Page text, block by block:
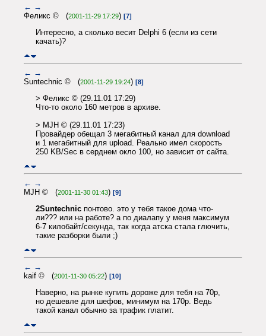
← →
Феликс © (2001-11-29 17:29) [7]
Интересно, а сколько весит Delphi 6 (если из сети
качать)?
← →
Suntechnic © (2001-11-29 19:24) [8]
> Феликс © (29.11.01 17:29)
Что-то около 160 метров в архиве.
> MJH © (29.11.01 17:23)
Провайдер обещал 3 мегабитный канал для download
и 1 мегабитный для upload. Реально имел скорость
250 KB/Sec в серднем окло 100, но зависит от сайта.
← →
MJH © (2001-11-30 01:43) [9]
2Suntechnic понтово. это у тебя такое дома что-
ли??? или на работе? а по диалапу у меня максимум
6-7 килобайт/секунда, так когда атска стала глючить,
такие разборки были ;)
← →
kaif © (2001-11-30 05:22) [10]
Наверно, на рынке купить дороже для тебя на 70р,
но дешевле для шефов, минимум на 170р. Ведь
такой канал обычно за трафик платит.